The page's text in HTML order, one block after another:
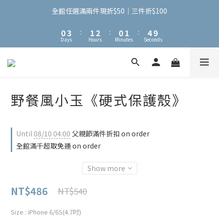
全館任選滿兩件現折$50｜三件折$100
2
0
5
3
2
Days
:
3
1
0
4
2
1
Hours
:
2
0
3
1
0
Minutes
:
6
4
3
1
9
8
6
3
2
Seconds
野餐風小玉《硬式保護殼》
Until08/10 04:00 父親節滿件折扣 on order
全館滿千超取免運 on order
Show more
NT$486 NT$540
Size : iPhone 6/6S(4.7吋)